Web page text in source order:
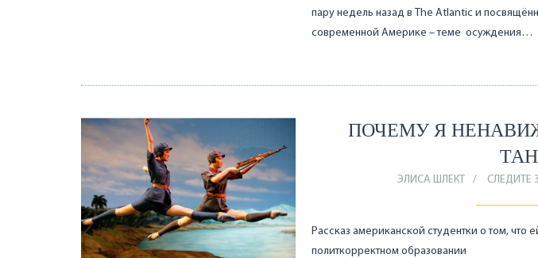
пару недель назад в The Atlantic и
современной Америке – теме осуждения…
ПОЧЕМУ Я
ЭЛИСА ШЛЕКТ СЛЕДИТЕ
Рассказ американской студентки о том, что
политкорректном образовании